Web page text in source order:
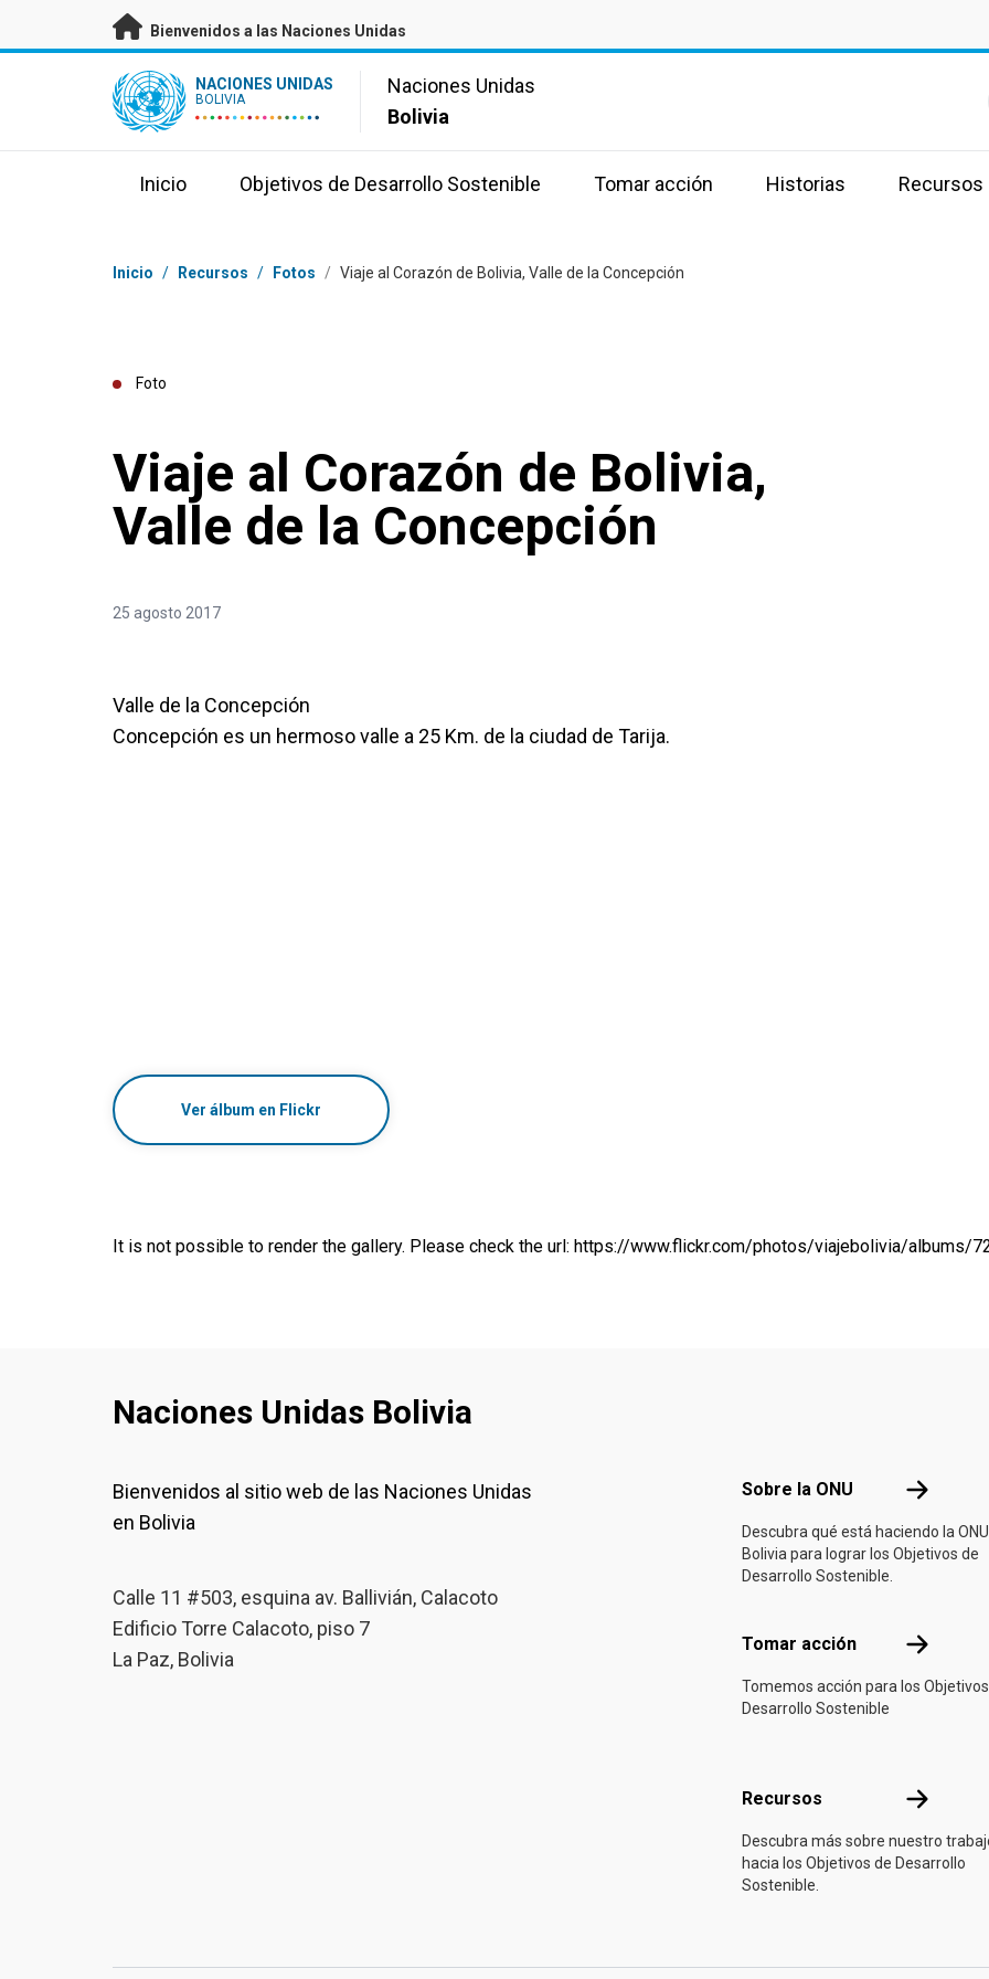
Saltar a contenido principal
Bienvenidos a las Naciones Unidas
UN Logo NACIONES UNIDAS
BOLIVIA
Naciones Unidas
Bolivia
Inicio Objetivos de Desarrollo Sostenible Tomar acción Historias Recursos
Coordenadas dentro de la ruta de navegación
Inicio / Recursos / Fotos / Viaje al Corazón de Bolivia, Valle de la Concepción
Foto
Viaje al Corazón de Bolivia,
Valle de la Concepción
25 agosto 2017
Valle de la Concepción
Concepción es un hermoso valle a 25 Km. de la ciudad de Tarija.
Ver álbum en Flickr
It is not possible to render the gallery. Please check the url: https://www.flickr.com/photos/viajebolivia/albums/
Naciones Unidas Bolivia
Bienvenidos al sitio web de las Naciones Unidas
en Bolivia
Calle 11 #503, esquina av. Ballivián, Calacoto
Edificio Torre Calacoto, piso 7
La Paz, Bolivia
Sobre la ONU Sobre la
Descubra qué está haciendo la
Bolivia para lograr los Objetivos de
Desarrollo Sostenible.
Tomar acción Tomar
Tomemos acción para los
Desarrollo Sostenible
Recursos Recursos
Descubra más sobre nuestro
hacia los Objetivos de Desarrollo
Sostenible.